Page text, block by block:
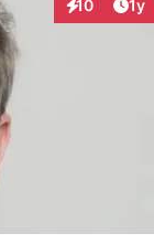
10 1y